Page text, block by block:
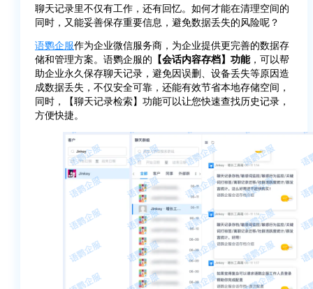
聊天记录里不仅有工作，还有回忆。如何才能在清理空间的
同时，又能妥善保存重要信息，避免数据丢失的风险呢？
语鹦企服作为企业微信服务商，为企业提供更完善的数据存
储和管理方案。语鹦企服的 【会话内容存档】功能，可以帮
助企业永久保存聊天记录，避免因误删、设备丢失等原因造
成数据丢失，不仅安全可靠，还能有效节省本地存储空间，
同时，【聊天记录检索】功能可以让您快速查找历史记录，
方便快捷。